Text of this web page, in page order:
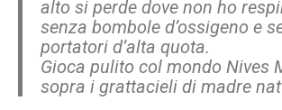
alto si perde dove non ho
senza bombole d’ossigeno e
portatori d’alta quota.
Gioca pulito col mondo Nives
sopra i grattacieli di madre